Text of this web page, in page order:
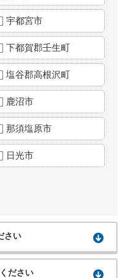
宇都宮市
下都賀郡壬生町
塩谷郡高根沢町
鹿沼市
那須塩原市
日光市
さい
ださい